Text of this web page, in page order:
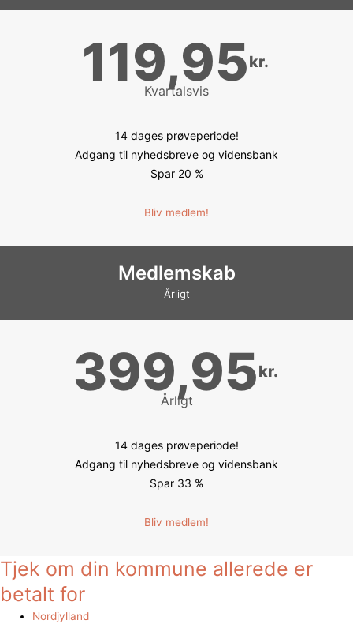
119,95kr.
Kvartalsvis
14 dages prøveperiode!
Adgang til nyhedsbreve og vidensbank
Spar 20 %
Bliv medlem!
Medlemskab
Årligt
399,95kr.
Årligt
14 dages prøveperiode!
Adgang til nyhedsbreve og vidensbank
Spar 33 %
Bliv medlem!
Tjek om din kommune allerede er
betalt for
Nordjylland